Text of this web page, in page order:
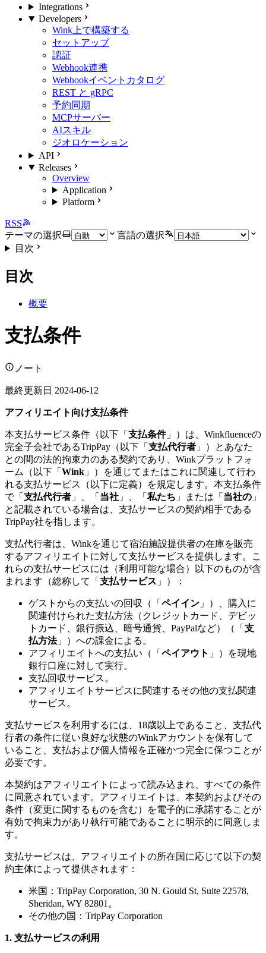
Integrations
Developers
Wink上で構築する
セットアップ
認証
Webhook連携
Webhookイベントカタログ
REST と gRPC
予約同期
MCPサーバー
AIスキル
ジオロケーション
API
Releases
Overview
Application
Platform
RSS
テーマの選択
言語の選択
目次
目次
概要
支払条件
ノート
最終更新日 2024-06-12
アフィリエイト向け支払条件
本支払サービス条件（以下「 支払条件」）は、Winkfluenceの
完全子会社であるTripPay（以下「 支払代行者 」）とあなた
との間の法的拘束力のある契約であり、Winkプラットフォ
ーム（以下「 Wink 」）を通じてまたはこれに関連して行わ
れる支払サービス（以下に定義）を規定します。本支払条件
で「 支払代行者 」、「 当社 」、「 私たち 」または「 当社の 」
と記載されている場合は、支払サービスの契約相手である
TripPay社を指します。
支払代行者は、Winkを通じて宿泊施設提供者の在庫を販売
するアフィリエイトに対して支払サービスを提供します。こ
れらの支払サービスには（利用可能な場合）以下のものが含
まれます（総称して「 支払サービス 」）：
ゲストからの支払いの回収（「 ペイイン 」）、購入に
関連付けられた支払方法（クレジットカード、デビッ
トカード、銀行振込、暗号通貨、PayPalなど）（「 支
払方法」）への課金による。
アフィリエイトへの支払い（「 ペイアウト 」）を現地
銀行口座に対して実行。
支払回収サービス。
アフィリエイトサービスに関連するその他の支払関連
サービス。
支払サービスを利用するには、18歳以上であること、支払代
行者の条件に従い良好な状態のWinkアカウントを保有して
いること、支払および個人情報を正確かつ完全に保つことが
必要です。
本契約はアフィリエイトによって読み込まれ、すべての条件
に同意されています。アフィリエイトは、本契約およびその
条件（変更に関するものを含む）を電子的に承諾することが
有効で拘束力があり執行可能であることに明示的に同意しま
す。
支払サービスは、アフィリエイトの所在国に応じて以下の契
約主体によって提供されます：
米国：TripPay Corporation, 30 N. Gould St, Suite 22578,
Sheridan, WY 82801。
その他の国：TripPay Corporation
1. 支払サービスの利用